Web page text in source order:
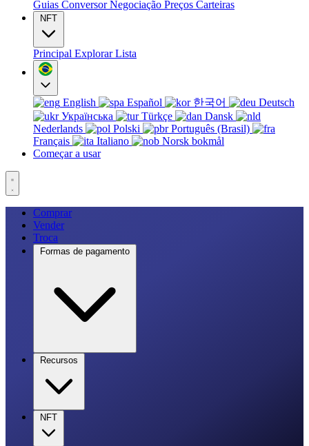
Guias ConversorNegociação Preços Carteiras
NFT
Principal ExplorarLista
English Español 한국어
Deutsch
Українська
Türkçe
Dansk
Nederlands
Polski
Português (Brasil)
Français
Italiano
Norsk bokmål
Começar a usar
Comprar
Vender
Troca
Formas de pagamento
Recursos
NFT